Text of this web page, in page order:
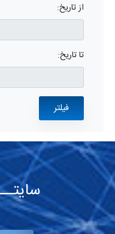
از تاریخ:
تا تاریخ: